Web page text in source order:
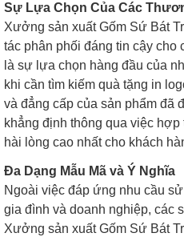
Sự Lựa Chọn Của Các
Xưởng sản xuất Gốm Sứ Bát
tác phân phối đáng tin cậy cho
là sự lựa chọn hàng đầu của
khi cần tìm kiếm quà tặng in
và đẳng cấp của sản phẩm đã
khẳng định thông qua việc
hài lòng cao nhất cho khách
Đa Dạng Mẫu Mã và Ý Nghĩa
Ngoài việc đáp ứng nhu cầu
gia đình và doanh nghiệp, các
Xưởng sản xuất Gốm Sứ Bát